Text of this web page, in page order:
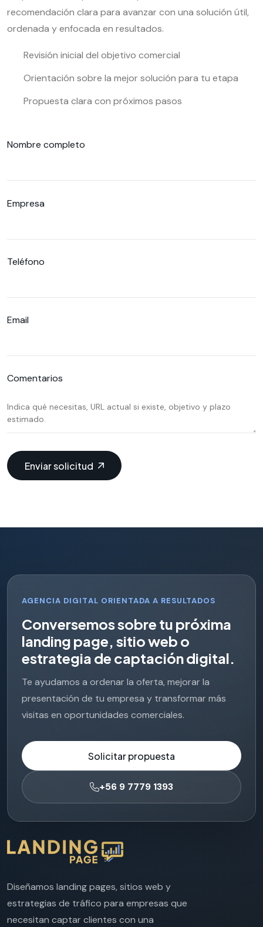
recomendación clara para avanzar con una solución útil,
ordenada y enfocada en resultados.
Revisión inicial del objetivo comercial
Orientación sobre la mejor solución para tu etapa
Propuesta clara con próximos pasos
Nombre completo
Empresa
Teléfono
Email
Comentarios
Enviar solicitud
AGENCIA DIGITAL ORIENTADA A RESULTADOS
Conversemossobre tu próxima
landing page, sitioweb o
estrategia de captacióndigital.
Te ayudamos a ordenar la oferta, mejorar la
presentación de tu empresa y transformar más
visitas en oportunidades comerciales.
Solicitar propuesta
+56 9 7779 1393
Diseñamos landing pages, sitios web y
estrategias de tráfico para empresas que
necesitan captar clientes con una